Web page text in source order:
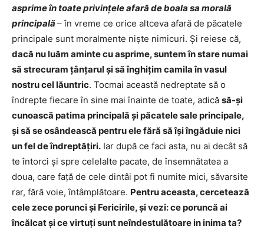
asprime în toate privinţele afară de boala sa morală
principală – în vreme ce orice altceva afară de păcatele
principale sunt moralmente nişte nimicuri. Şi reiese că,
dacă nu luăm aminte cu asprime, suntem în stare numai
să strecuram ţânţarul şi să înghiţim camila în vasul
nostru cel lăuntric. Tocmai această nedreptate să o
îndrepte fiecare în sine mai înainte de toate, adică să-şi
cunoască patima principală şi păcatele sale principale,
şi să se osândească pentru ele fără să îşi îngăduie nici
un fel de îndreptăţiri. Iar după ce faci asta, nu ai decât să
te întorci şi spre celelalte pacate, de însemnătatea a
doua, care faţă de cele dintâi pot fi numite mici, săvarsite
rar, fără voie, întâmplătoare. Pentru aceasta, cercetează
cele zece porunci şi Fericirile, şi vezi: ce poruncă ai
încălcat şi ce virtuţi sunt neîndestulătoare in inima ta?